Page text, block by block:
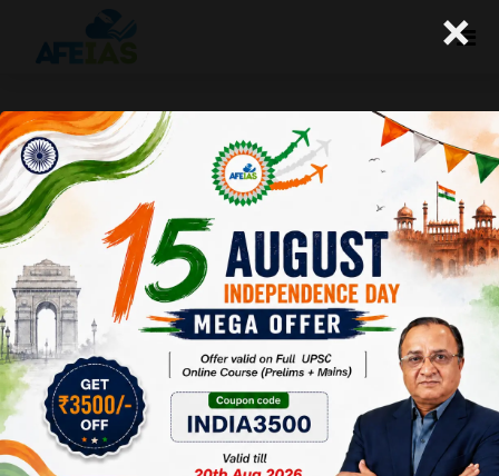
कुरुक्षेत्र: ग्रामीण भारत में स्वास्थ्य की चुनौतियां
(22-07-2017)
Afeias 22 Jul 2017
To Download Click Here.
×